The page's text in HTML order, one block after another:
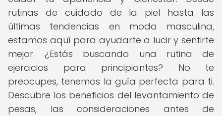
rutinas de cuidado de la piel hasta las
últimas tendencias en moda masculina,
estamos aquí para ayudarte a lucir y sentirte
mejor. ¿Estás buscando una rutina de
ejercicios para principiantes? No te
preocupes, tenemos la guía perfecta para ti.
Descubre los beneficios del levantamiento de
pesas, las consideraciones antes de